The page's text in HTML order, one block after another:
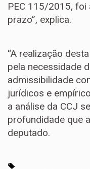
PEC 115/2015,
prazo”, explica.
“A realização
pela necessidade
admissibilidade
jurídicos e
a análise da CCJ
profundidade que
deputado.